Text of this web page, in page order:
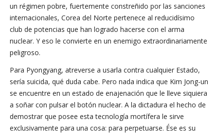
un régimen pobre, fuertemente constreñido por las sanciones
internacionales, Corea del Norte pertenece al reducidísimo
club de potencias que han logrado hacerse con el arma
nuclear. Y eso le convierte en un enemigo extraordinariamente
peligroso.
Para Pyongyang, atreverse a usarla contra cualquier Estado,
sería suicida, qué duda cabe. Pero nada indica que Kim Jong-un
se encuentre en un estado de enajenación que le lleve siquiera
a soñar con pulsar el botón nuclear. A la dictadura el hecho de
demostrar que posee esta tecnología mortífera le sirve
exclusivamente para una cosa: para perpetuarse. Ése es su